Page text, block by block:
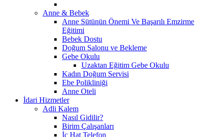
Anne & Bebek
Anne Sütünün Önemi Ve Başarılı Emzirme
Eğitimi
Bebek Dostu
Doğum Salonu ve Bekleme
Gebe Okulu
Uzaktan Eğitim Gebe Okulu
Kadın Doğum Servisi
Ebe Polikliniği
Anne Oteli
İdari Hizmetler
Adli Kalem
Nasıl Gidilir?
Birim Çalışanları
İç Hat Telefon